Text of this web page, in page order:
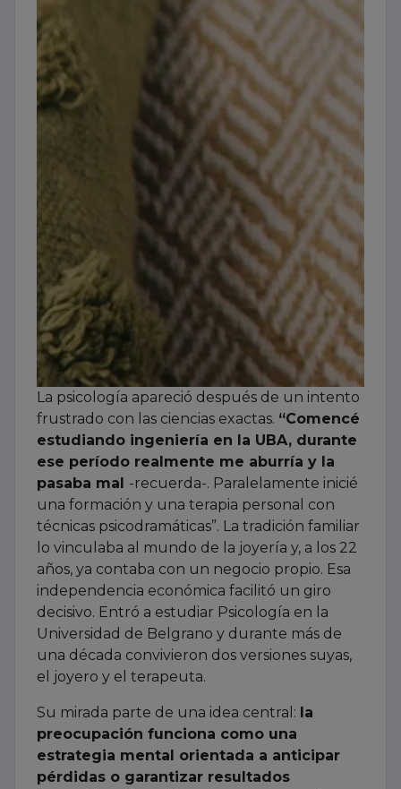
La psicología apareció después de un intento
frustrado con las ciencias exactas. “Comencé
estudiando ingeniería en la UBA, durante
ese período realmente me aburría y la
pasaba mal -recuerda-. Paralelamente inicié
una formación y una terapia personal con
técnicas psicodramáticas”. La tradición familiar
lo vinculaba al mundo de la joyería y, a los 22
años, ya contaba con un negocio propio. Esa
independencia económica facilitó un giro
decisivo. Entró a estudiar Psicología en la
Universidad de Belgrano y durante más de
una década convivieron dos versiones suyas,
el joyero y el terapeuta.
Su mirada parte de una idea central: la
preocupación funciona como una
estrategia mental orientada a anticipar
pérdidas o garantizar resultados